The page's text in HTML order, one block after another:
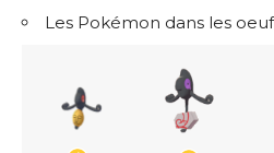
Les Pokémon dans les